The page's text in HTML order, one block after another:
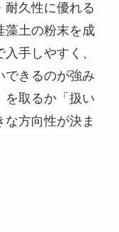
耐久性に優れる
藻土の粉末を成
手しやすく、
できるのが強み
を取るか「扱い
方向性が決ま